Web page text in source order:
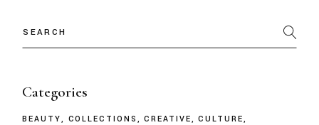
Categories
BEAUTY COLLECTIONS CREATIVE
CULTURE